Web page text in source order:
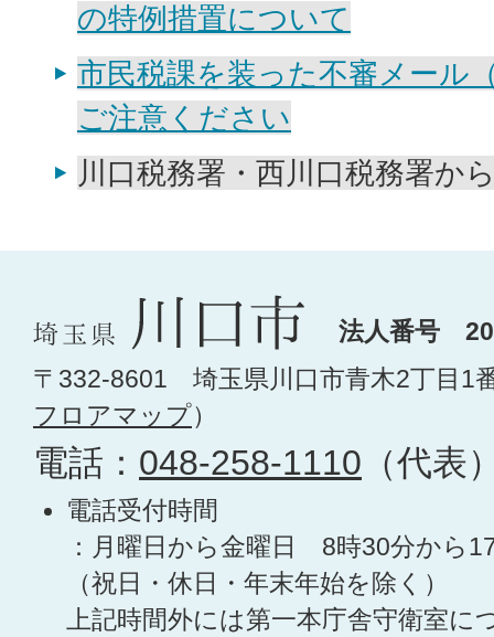
の特例措置について
市民税課を装った不審メール
ご注意ください
川口税務署・西川口税務署か
法人番号
〒332-8601 埼玉県川口市青木2丁目1
フロアマップ）
電話： 048-258-1110 （代表
電話受付時間
：月曜日から金曜日 8時30分から
（祝日・休日・年末年始を除く）
上記時間外には第一本庁舎守衛室に